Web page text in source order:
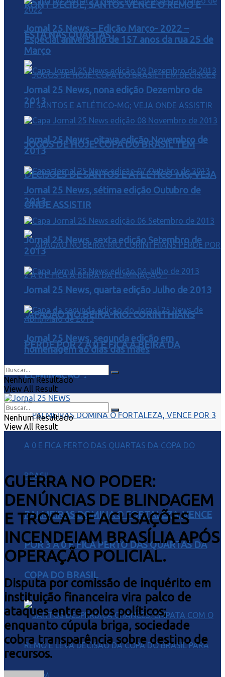
RONY DECIDE, SANTOS VENCE O REMO E
ESTÁ NAS QUARTAS
JOGOS DE HOJE: COPA DO BRASIL TEM
DECISÕES DE SANTOS E ATLÉTICO-MG; VEJA
ONDE ASSISTIR
“APAGÃO NO BEIRA-RIO: CORINTHIANS
PERDE POR 2 A 0 E FICA À BEIRA DA
ELIMINAÇÃO”.
PALMEIRAS DOMINA O FORTALEZA, VENCE
POR 3 A 0 E FICA PERTO DAS QUARTAS DA
COPA DO BRASIL
Jornal 25 News – Edição Março- 2022 –
Especial aniversário de 157 anos da rua 25 de
Março
Jornal 25 News, nona edição Dezembro de
2013
Jornal 25 News, oitava edição Novembro de
2013
Jornal 25 News, sétima edição Outubro de
2013
Jornal 25 News, sexta edição Setembro de
2013
Jornal 25 News, quarta edição Julho de 2013
Jornal 25 News, segunda edição em
homenagem ao dias das mães
Nenhum Resultado
View All Result
Nenhum Resultado
View All Result
GUERRA NO PODER:
DENÚNCIAS DE BLINDAGEM
E TROCA DE ACUSAÇÕES
INCENDEIAM BRASÍLIA APÓS
OPERAÇÃO POLICIAL.
Disputa por comissão de inquérito em
instituição financeira vira palco de
ataques entre polos políticos;
enquanto cúpula briga, sociedade
cobra transparência sobre destino de
recursos.